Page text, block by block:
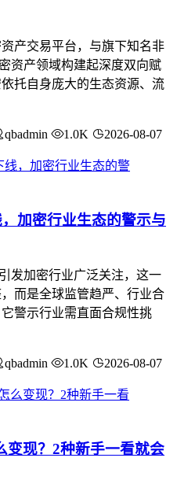
产交易平台，与旗下知名非
资产领域构建起深度双向赋
托自身庞大的生态资源、流
qbadmin 1.0K 2026-08-07
加密行业生态的警示与
发加密行业广泛关注，这一
而是全球监管趋严、行业合
警示行业需直面合规性挑
qbadmin 1.0K 2026-08-07
现？2种新手一看就会